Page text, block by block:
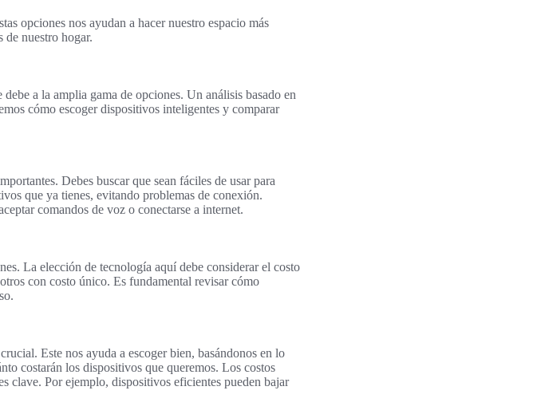
opciones nos ayudan a hacer nuestro espacio más
de nuestro hogar.
a la amplia gama de opciones. Un análisis basado en
cómo escoger dispositivos inteligentes y comparar
Debes buscar que sean fáciles de usar para
que ya tienes, evitando problemas de conexión.
comandos de voz o conectarse a internet.
La elección de tecnología aquí debe considerar el costo
con costo único. Es fundamental revisar cómo
Este nos ayuda a escoger bien, basándonos en lo
costarán los dispositivos que queremos. Los costos
clave. Por ejemplo, dispositivos eficientes pueden bajar